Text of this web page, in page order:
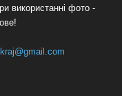
використанні фото -